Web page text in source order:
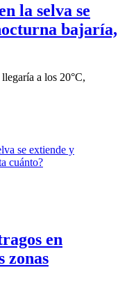
la selva se
bajaría,
a los 20°C,
en
zonas